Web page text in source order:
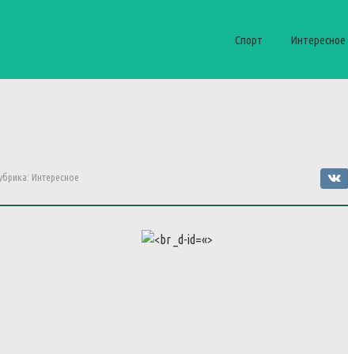
Спорт Интересное
Интересное
«>